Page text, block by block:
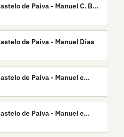
de Paiva - Manuel C. B.
de Paiva - Manuel Dias
de Paiva - Manuel e
de Paiva - Manuel e